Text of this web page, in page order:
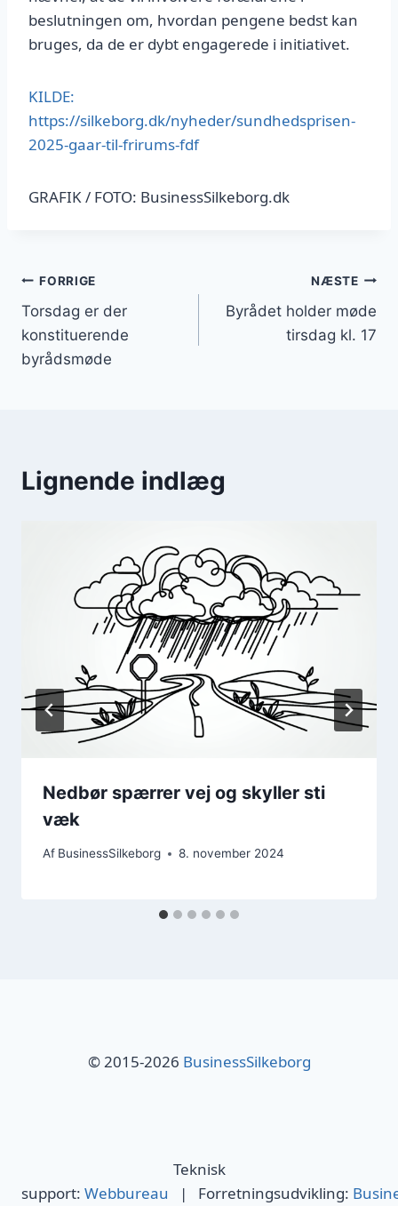
beslutningen om, hvordan pengene bedst kan
bruges, da de er dybt engagerede i initiativet.
KILDE:
https://silkeborg.dk/nyheder/sundhedsprisen-
2025-gaar-til-frirums-fdf
GRAFIK / FOTO: BusinessSilkeborg.dk
Indlægsnavigation
FORRIGE
Torsdag er der
konstituerende
byrådsmøde
NÆSTE
Byrådet holder møde
tirsdag kl. 17
Lignende indlæg
Nedbør spærrer vej og skyller sti
væk
Af BusinessSilkeborg 8. november 2024
© 2015-2026 BusinessSilkeborg
Teknisk
support: Webbureau | Forretningsudvikling: